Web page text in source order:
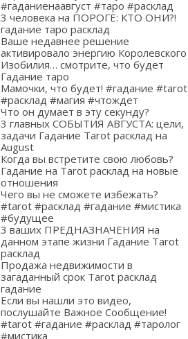
#гаданиенаавгуст #таро #расклад
3 человека на ПОРОГЕ: КТО ОНИ?!
гадание таро расклад
Ваше недавнее решение
активировало энергию Королевского
Изобилия… смотрите, что будет
Гадание таро
Мамочки, что будет! #гадание #tarot
#расклад #магия #чтождет
Что он думает в эту секунду?
3 главных СОБЫТИЯ АВГУСТА: цели,
задачи Гадание Tarot расклад на
August
Когда вы встретите свою любовь?
Гадание на Tarot расклад на новые
отношения
Чего вы не сможете избежать?
#tarot #расклад #гадание #мистика
#будущее
3 ваших ПРЕДНАЗНАЧЕНИЯ на
данном этапе жизни Гадание Tarot
расклад
Продажа недвижимости в
загаданный срок Tarot расклад
гадание
Если вы нашли это видео,
послушайте Важное Сообщение!
#tarot #гадание #расклад #таролог
#мистика